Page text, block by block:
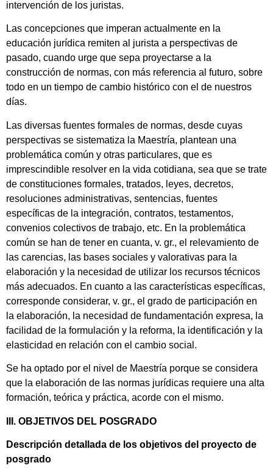
intervención de los juristas.
Las concepciones que imperan actualmente en la
educación jurídica remiten al jurista a perspectivas de
pasado, cuando urge que sepa proyectarse a la
construcción de normas, con más referencia al futuro, sobre
todo en un tiempo de cambio histórico con el de nuestros
días.
Las diversas fuentes formales de normas, desde cuyas
perspectivas se sistematiza la Maestría, plantean una
problemática común y otras particulares, que es
imprescindible resolver en la vida cotidiana, sea que se trate
de constituciones formales, tratados, leyes, decretos,
resoluciones administrativas, sentencias, fuentes
específicas de la integración, contratos, testamentos,
convenios colectivos de trabajo, etc. En la problemática
común se han de tener en cuanta, v. gr., el relevamiento de
las carencias, las bases sociales y valorativas para la
elaboración y la necesidad de utilizar los recursos técnicos
más adecuados. En cuanto a las características específicas,
corresponde considerar, v. gr., el grado de participación en
la elaboración, la necesidad de fundamentación expresa, la
facilidad de la formulación y la reforma, la identificación y la
elasticidad en relación con el cambio social.
Se ha optado por el nivel de Maestría porque se considera
que la elaboración de las normas jurídicas requiere una alta
formación, teórica y práctica, acorde con el mismo.
III. OBJETIVOS DEL POSGRADO
Descripción detallada de los objetivos del proyecto de
posgrado